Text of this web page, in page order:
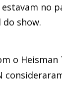
no
show.
o Heisman